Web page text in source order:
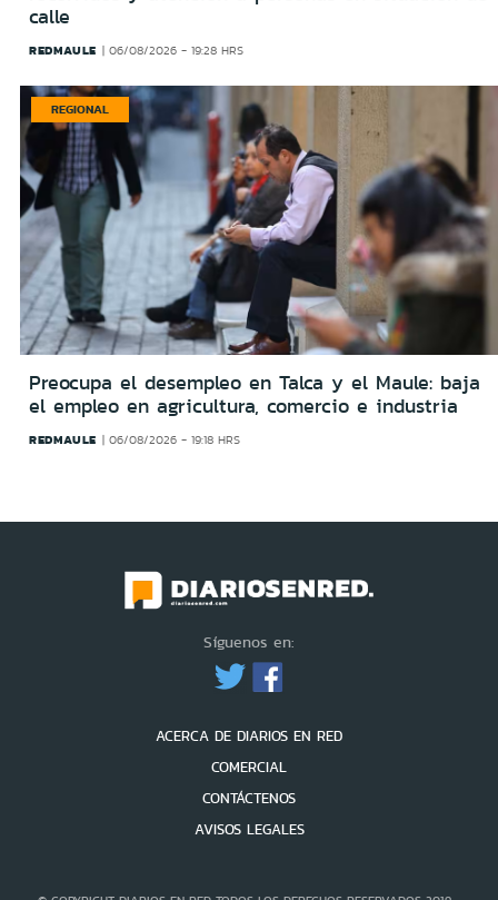
calle
REDMAULE 06/08/2026 - 19:28 HRS
REGIONAL
Preocupa el desempleo en Talca y el Maule: baja
el empleo en agricultura, comercio e industria
REDMAULE 06/08/2026 - 19:18 HRS
Síguenos en:
ACERCA DE DIARIOS EN RED
COMERCIAL
CONTÁCTENOS
AVISOS LEGALES